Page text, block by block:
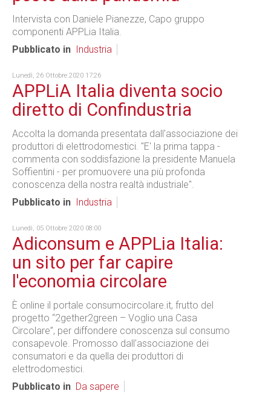
Intervista con Daniele Pianezze, Capo gruppo
componenti APPLia Italia.
Pubblicato in
Industria
Lunedì, 26 Ottobre 2020 17:26
APPLiA Italia diventa socio
diretto di Confindustria
Accolta la domanda presentata dall'associazione dei
produttori di elettrodomestici. "E' la prima tappa -
commenta con soddisfazione la presidente Manuela
Soffientini - per promuovere una più profonda
conoscenza della nostra realtà industriale".
Pubblicato in
Industria
Lunedì, 05 Ottobre 2020 08:00
Adiconsum e APPLia Italia:
un sito per far capire
l'economia circolare
È online il portale consumocircolare.it, frutto del
progetto “2gether2green – Voglio una Casa
Circolare”, per diffondere conoscenza sul consumo
consapevole. Promosso dall'associazione dei
consumatori e da quella dei produttori di
elettrodomestici.
Pubblicato in Da sapere